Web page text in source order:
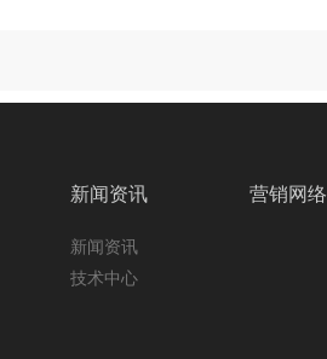
新闻资讯
新闻资讯
技术中心
营销网络